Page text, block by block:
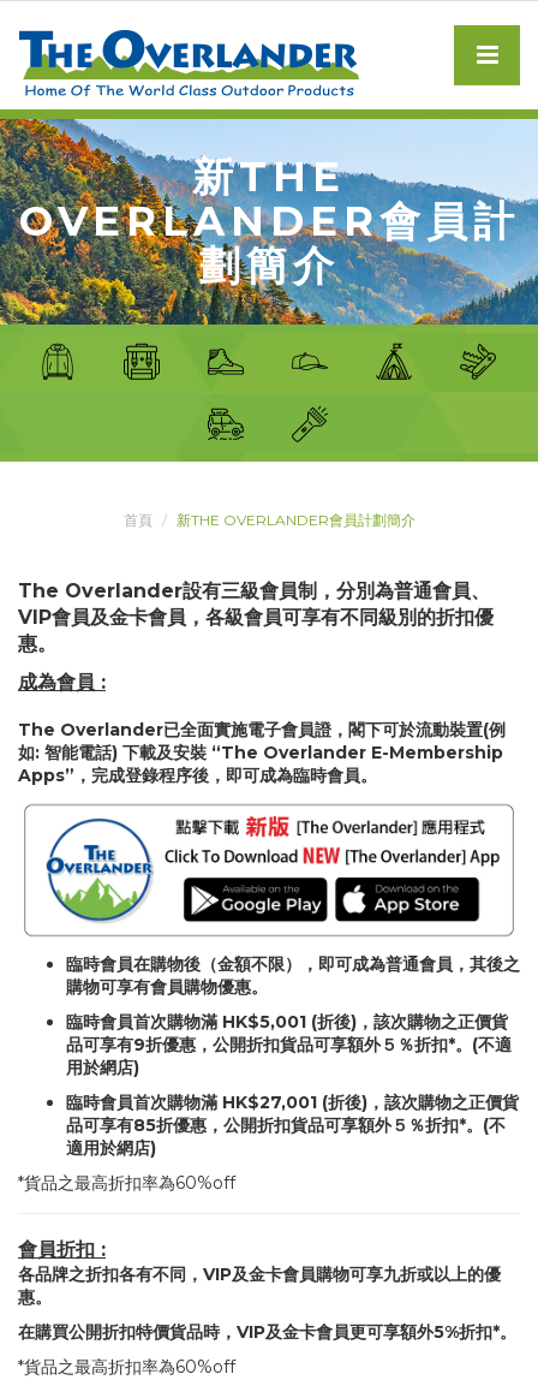
新THE
OVERLANDER會員計
劃簡介
首頁 新THE OVERLANDER會員計劃簡介
The Overlander設有三級會員制，分別為普通會員、
VIP會員及金卡會員，各級會員可享有不同級別的折扣優
惠。
成為會員 :
The Overlander已全面實施電子會員證，閣下可於流動裝置(例
如: 智能電話) 下載及安裝 “The Overlander E-Membership
Apps”，完成登錄程序後，即可成為臨時會員。
臨時會員在購物後（金額不限），即可成為普通會員，其後之
購物可享有會員購物優惠。
臨時會員首次購物滿 HK$5,001 (折後)，該次購物之正價貨
品可享有9折優惠，公開折扣貨品可享額外５％折扣*。(不適
用於網店)
臨時會員首次購物滿 HK$27,001 (折後)，該次購物之正價貨
品可享有85折優惠，公開折扣貨品可享額外５％折扣*。(不
適用於網店)
*貨品之最高折扣率為60%off
會員折扣 :
各品牌之折扣各有不同，VIP及金卡會員購物可享九折或以上的優
惠。
在購買公開折扣特價貨品時，VIP及金卡會員更可享額外5%折扣*。
*貨品之最高折扣率為60%off